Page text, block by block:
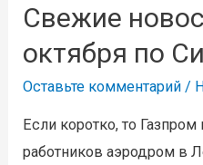
Свежие
октября по
Оставьте комментарий /
Если коротко, то
работников аэродром в